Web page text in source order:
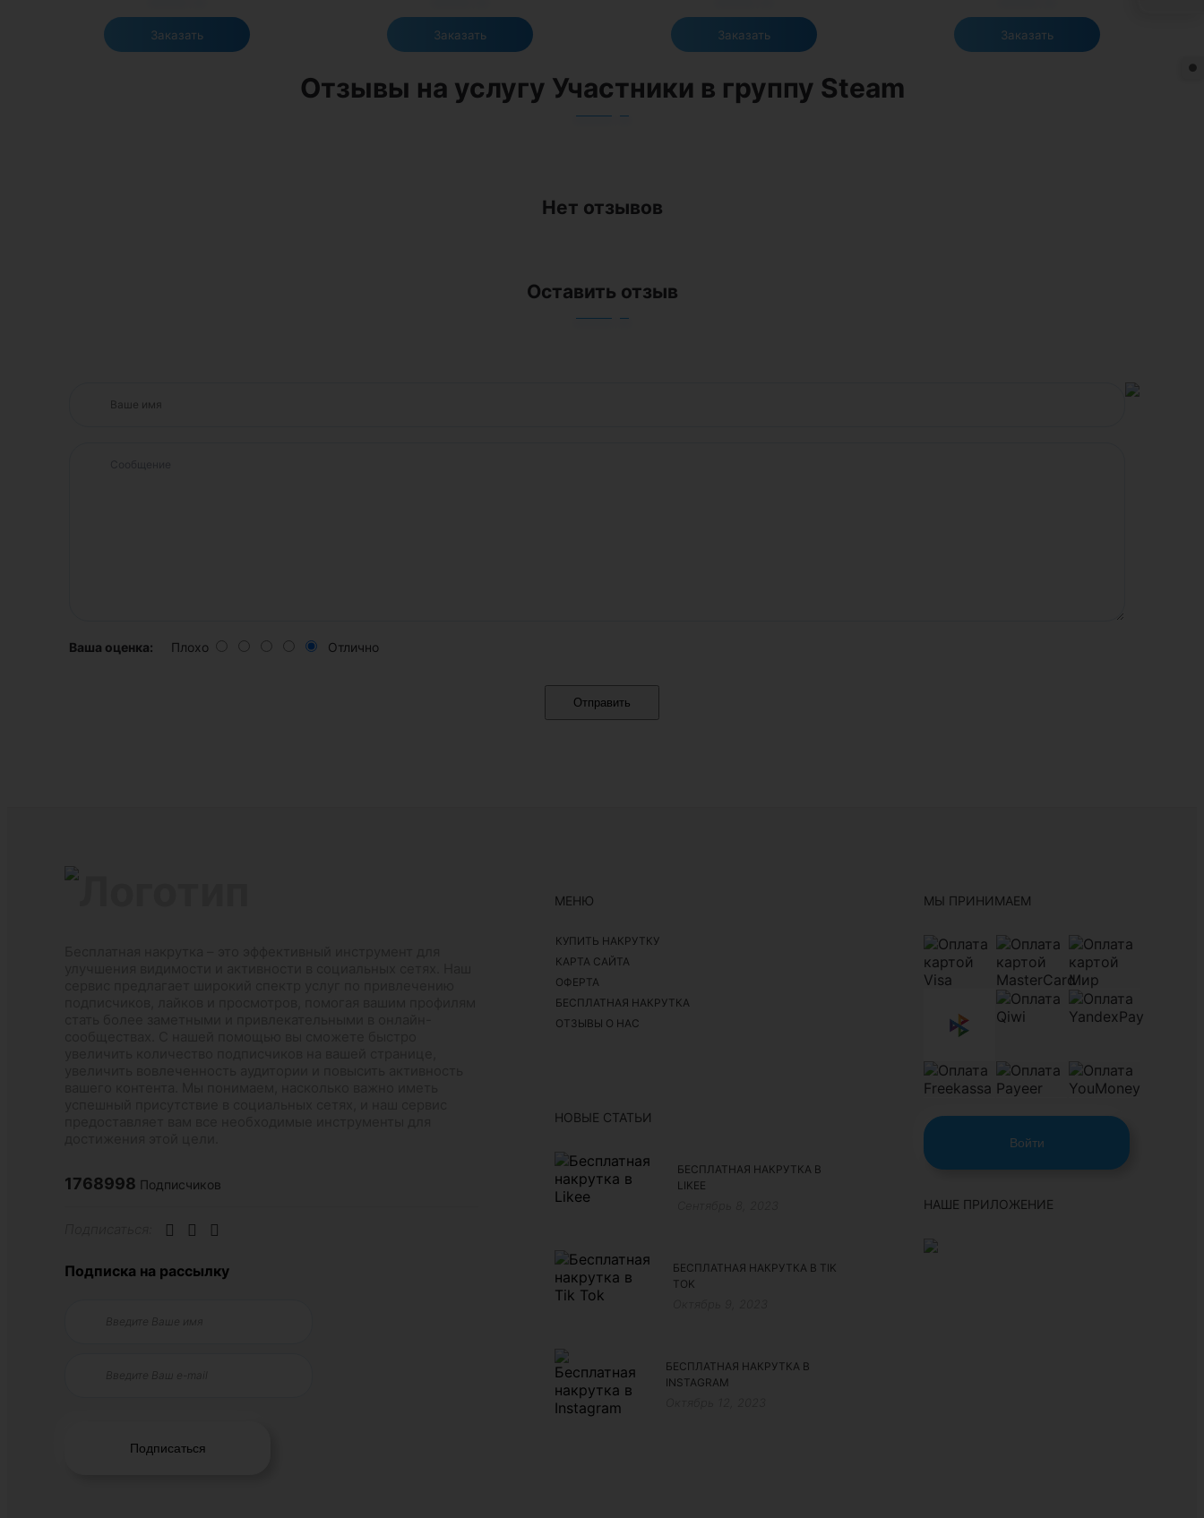
Заказать Заказать Заказать Заказать
Отзывы на услугу Участники в группу Steam
Нет отзывов
Оставить отзыв
Ваша оценка: Плохо Отлично
Отправить
1768998 Подписчиков
Подписка на рассылку
МЕНЮ
КУПИТЬ НАКРУТКУ
КАРТА САЙТА
ОФЕРТА
БЕСПЛАТНАЯ НАКРУТКА
ОТЗЫВЫ О НАС
НОВЫЕ СТАТЬИ
БЕСПЛАТНАЯ НАКРУТКА В
LIKEE
БЕСПЛАТНАЯ НАКРУТКА В TIK
TOK
БЕСПЛАТНАЯ НАКРУТКА В
INSTAGRAM
МЫ ПРИНИМАЕМ
Войти
НАШЕ ПРИЛОЖЕНИЕ
●